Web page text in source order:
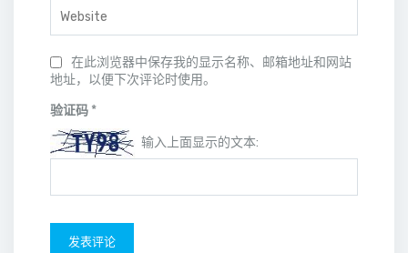
在此浏览器中保存我的显示名称、邮箱地址和网站
地址，以便下次评论时使用。
验证码 *
输入上面显示的文本: